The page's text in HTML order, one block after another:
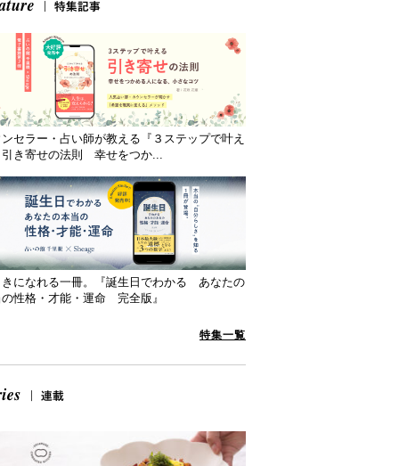
セラー・占い師が教える『３ステップで叶え
き寄せの法則 幸せをつか...
きになれる一冊。『誕生日でわかる あなたの
性格・才能・運命 完全版』
特集一覧